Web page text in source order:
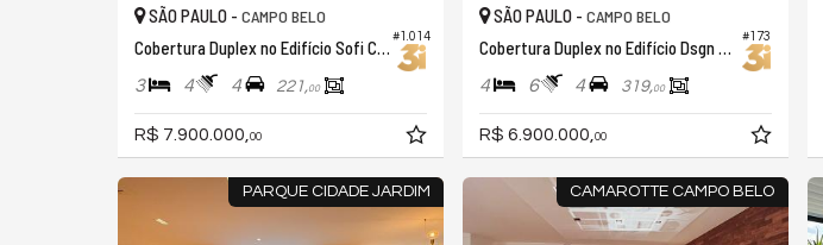
#1.014
SÃO PAULO - CAMPO BELO
Cobertura Duplex no Edifício Sofi Campo Belo
3 4 4 221,00
R$ 7.900.000, 00
#173
SÃO PAULO - CAMPO BELO
Cobertura Duplex no Edifício Dsgn Campo Belo
4 6 4 319,00
R$ 6.900.000, 00
PARQUE CIDADE JARDIM CAMAROTTE CAMPO BELO